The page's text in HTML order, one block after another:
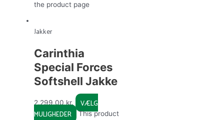
the product page
Jakker
Carinthia
Special Forces
Softshell Jakke
2.299,00 kr.
VÆLG
MULIGHEDER
This product